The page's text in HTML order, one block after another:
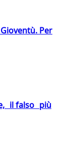
Per
il falso più